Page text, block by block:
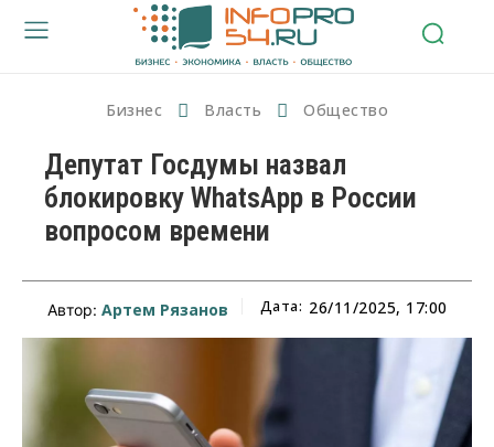
Бизнес Власть Общество
Депутат Госдумы назвал
блокировку WhatsApp в России
вопросом времени
Автор: Артем Рязанов Дата: 26/11/2025, 17:00